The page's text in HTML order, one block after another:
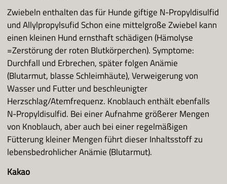
Zwiebeln enthalten das für Hunde giftige N-Propyldisulfid
und Allylpropylsufid Schon eine mittelgroße Zwiebel kann
einen kleinen Hund ernsthaft schädigen (Hämolyse
=Zerstörung der roten Blutkörperchen). Symptome:
Durchfall und Erbrechen, später folgen Anämie
(Blutarmut, blasse Schleimhäute), Verweigerung von
Wasser und Futter und beschleunigter
Herzschlag/Atemfrequenz. Knoblauch enthält ebenfalls
N-Propyldisulfid. Bei einer Aufnahme größerer Mengen
von Knoblauch, aber auch bei einer regelmäßigen
Fütterung kleiner Mengen führt dieser Inhaltsstoff zu
lebensbedrohlicher Anämie (Blutarmut).
Kakao